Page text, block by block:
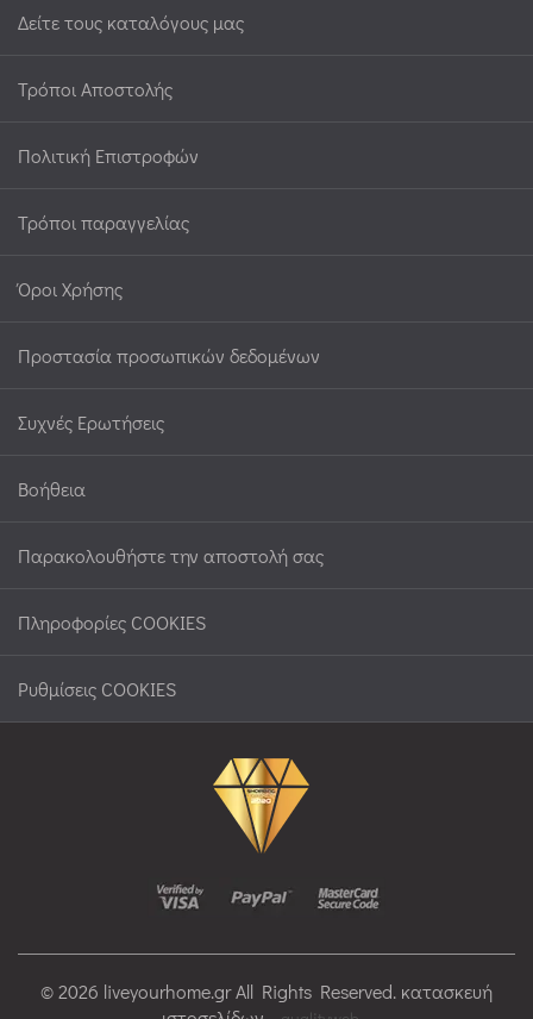
Δείτε τους καταλόγους μας
Τρόποι Αποστολής
Πολιτική Επιστροφών
Τρόποι παραγγελίας
Όροι Χρήσης
Προστασία προσωπικών δεδομένων
Συχνές Ερωτήσεις
Βοήθεια
Παρακολουθήστε την αποστολή σας
Πληροφορίες COOKIES
Ρυθμίσεις COOKIES
© 2026 liveyourhome.gr All Rights Reserved. κατασκευή